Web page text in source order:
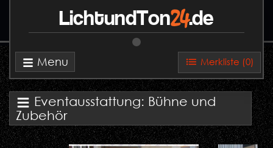
Merkliste (0)
Menu
LichtundTon24.de
Eventausstattung: Bühne und
Zubehör